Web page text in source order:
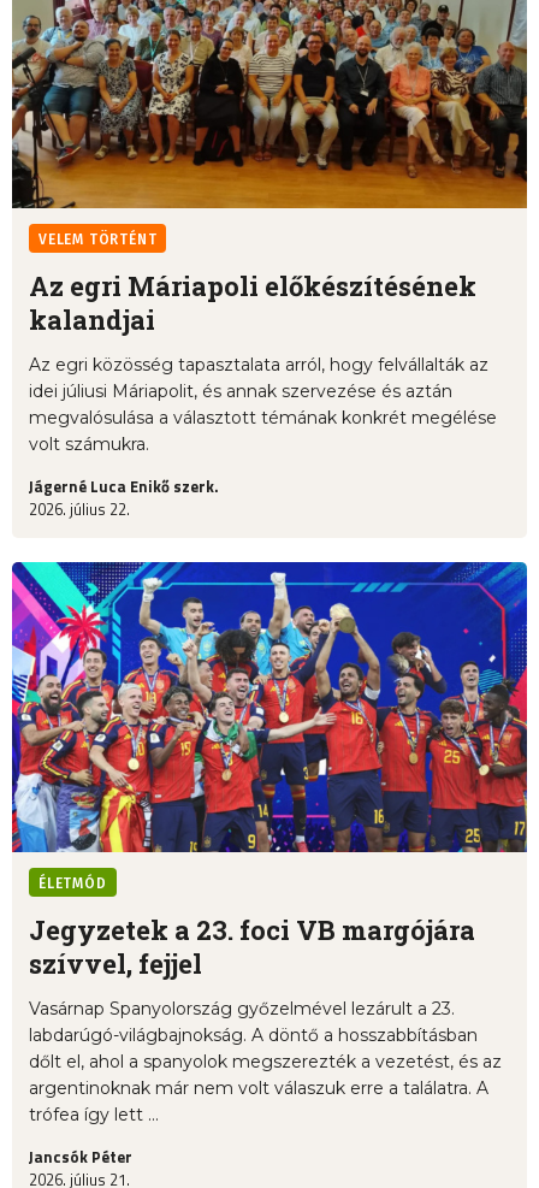
VELEM TÖRTÉNT
Az egri Máriapoli előkészítésének
kalandjai
Az egri közösség tapasztalata arról, hogy felvállalták az
idei júliusi Máriapolit, és annak szervezése és aztán
megvalósulása a választott témának konkrét megélése
volt számukra.
Jágerné Luca Enikő szerk.
2026. július 22.
ÉLETMÓD
Jegyzetek a 23. foci VB margójára
szívvel, fejjel
Vasárnap Spanyolország győzelmével lezárult a 23.
labdarúgó-világbajnokság. A döntő a hosszabbításban
dőlt el, ahol a spanyolok megszerezték a vezetést, és az
argentinoknak már nem volt válaszuk erre a találatra. A
trófea így lett ...
Jancsók Péter
2026. július 21.